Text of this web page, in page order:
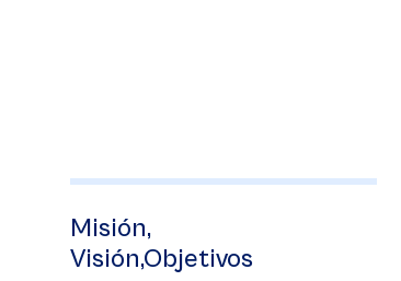
Misión,
Visión,Objetivos